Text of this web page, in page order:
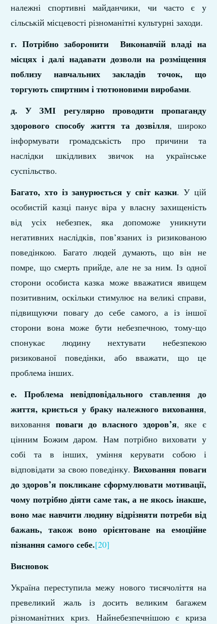
належні спортивні майданчики, чи часто є у
сільській місцевості різноманітні культурні заходи.
г. Потрібно заборонити Виконавчій владі на
місцях і далі надавати дозволи на розміщення
поблизу навчальних закладів точок, що
торгують спиртним і тютюновими виробами.
д. У ЗМІ регулярно проводити пропаганду
здорового способу життя та дозвілля, широко
інформувати громадськість про причини та
наслідки шкідливих звичок на українське
суспільство.
Багато, хто із занурюється у світ казки. У цій
особистій казці панує віра у власну захищеність
від усіх небезпек, яка допоможе уникнути
негативних наслідків, пов’язаних із ризикованою
поведінкою. Багато людей думають, що він не
помре, що смерть прийде, але не за ним. Із одної
сторони особиста казка може вважатися явищем
позитивним, оскільки стимулює на великі справи,
підвищуючи повагу до себе самого, а із іншої
сторони вона може бути небезпечною, тому-що
спонукає людину нехтувати небезпекою
ризикованої поведінки, або вважати, що це
проблема інших.
е. Проблема невідповідального ставлення до
життя, криється у браку належного виховання,
виховання поваги до власного здоров’я, яке є
цінним Божим даром. Нам потрібно виховати у
собі та в інших, уміння керувати собою і
відповідати за свою поведінку.Виховання поваги
до здоров’я покликане сформулювати мотивації,
чому потрібно діяти саме так, а не якось інакше,
воно має навчити людину відрізняти потреби від
бажань, також воно орієнтоване на емоційне
пізнання самого себе.[20]
Висновок
Україна переступила межу нового тисячоліття на
превеликий жаль із досить великим багажем
різноманітних криз. Найнебезпечнішою є криза